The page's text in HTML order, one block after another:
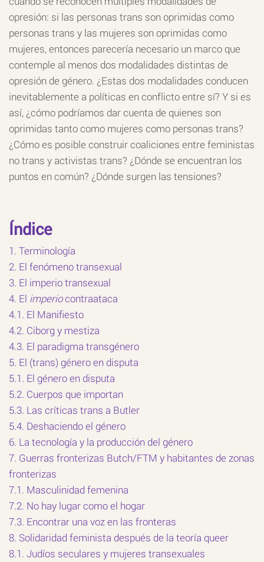
opresión: si las personas trans son oprimidas como
personas trans y las mujeres son oprimidas como
mujeres, entonces parecería necesario un marco que
contemple al menos dos modalidades distintas de
opresión de género. ¿Estas dos modalidades conducen
inevitablemente a políticas en conflicto entre sí? Y si es
así, ¿cómo podríamos dar cuenta de quienes son
oprimidas tanto como mujeres como personas trans?
¿Cómo es posible construir coaliciones entre feministas
no trans y activistas trans? ¿Dónde se encuentran los
puntos en común? ¿Dónde surgen las tensiones?
Índice
1. Terminología
2. El fenómeno transexual
3. El imperio transexual
4. El imperiocontraataca
4.1. El Manifiesto
4.2. Ciborg y mestiza
4.3. El paradigma transgénero
5. El (trans) género en disputa
5.1. El género en disputa
5.2. Cuerpos que importan
5.3. Las críticas trans a Butler
5.4. Deshaciendo el género
6. La tecnología y la producción del género
7. Guerras fronterizas Butch/FTM y habitantes de zonas
fronterizas
7.1. Masculinidad femenina
7.2. No hay lugar como el hogar
7.3. Encontrar una voz en las fronteras
8. Solidaridad feminista después de la teoría queer
8.1. Judíos seculares y mujeres transexuales